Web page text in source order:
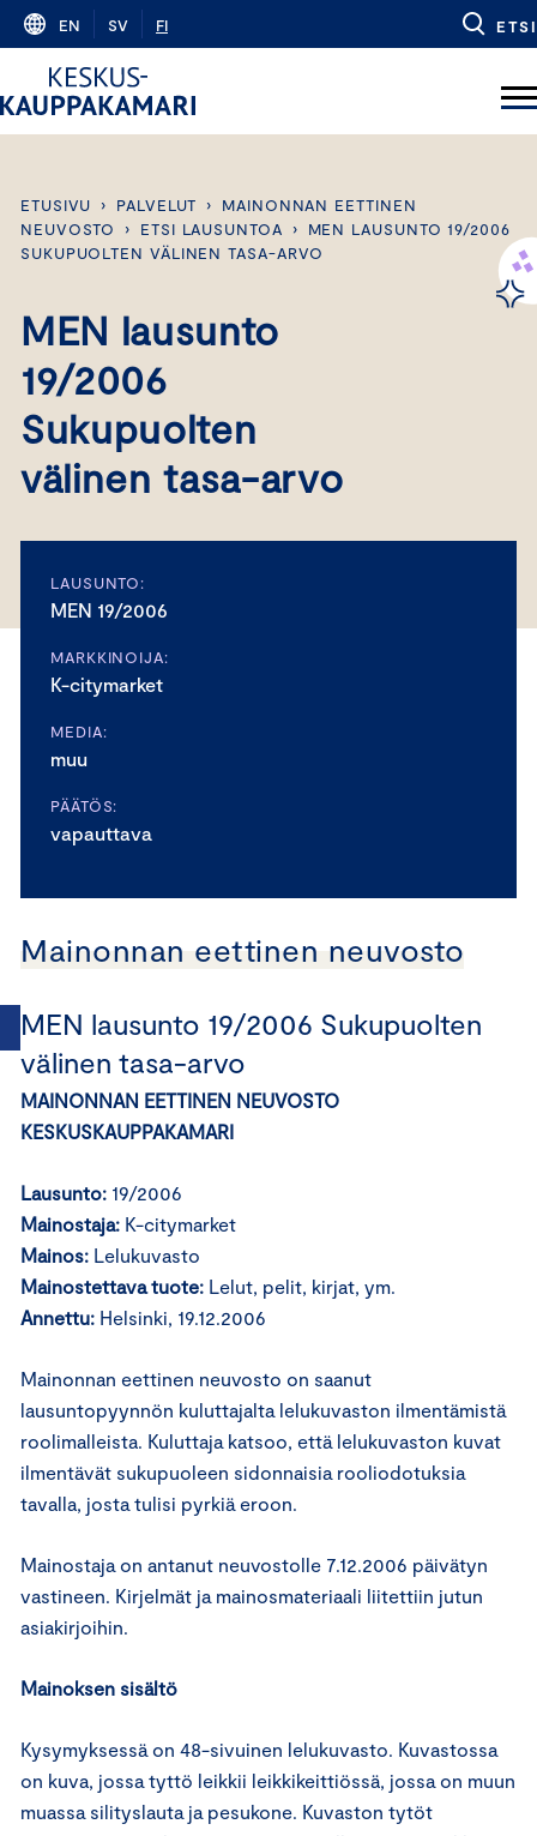
Skip
content
EN SV FI ETSI
ETUSIVU › PALVELUT ›
MAINONNAN EETTINEN
NEUVOSTO
› ETSI LAUSUNTOA ›
MEN LAUSUNTO 19/2006
SUKUPUOLTEN VÄLINEN TASA-ARVO
MEN lausunto
19/2006
Sukupuolten
välinen tasa-arvo
LAUSUNTO:
MEN 19/2006
MARKKINOIJA:
K-citymarket
MEDIA:
muu
PÄÄTÖS:
vapauttava
Mainonnan eettinen neuvosto
MEN lausunto 19/2006 Sukupuolten
välinen tasa-arvo
MAINONNAN EETTINEN NEUVOSTO
KESKUSKAUPPAKAMARI
Lausunto: 19/2006
Mainostaja: K-citymarket
Mainos: Lelukuvasto
Mainostettava tuote: Lelut, pelit, kirjat, ym.
Annettu: Helsinki, 19.12.2006
Mainonnan eettinen neuvosto on saanut
lausuntopyynnön kuluttajalta lelukuvaston ilmentämistä
roolimalleista. Kuluttaja katsoo, että lelukuvaston kuvat
ilmentävät sukupuoleen sidonnaisia rooliodotuksia
tavalla, josta tulisi pyrkiä eroon.
Mainostaja on antanut neuvostolle 7.12.2006 päivätyn
vastineen. Kirjelmät ja mainosmateriaali liitettiin jutun
asiakirjoihin.
Mainoksen sisältö
Kysymyksessä on 48-sivuinen lelukuvasto. Kuvastossa
on kuva, jossa tyttö leikkii leikkikeittiössä, jossa on muun
muassa silityslauta ja pesukone. Kuvaston tytöt